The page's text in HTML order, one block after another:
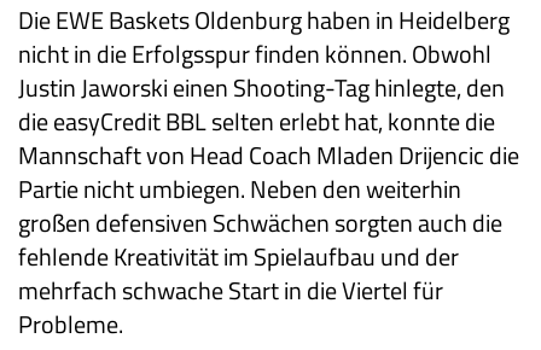
Die EWE Baskets Oldenburg haben in Heidelberg
nicht in die Erfolgsspur finden können. Obwohl
Justin Jaworski einen Shooting-Tag hinlegte, den
die easyCredit BBL selten erlebt hat, konnte die
Mannschaft von Head Coach Mladen Drijencic die
Partie nicht umbiegen. Neben den weiterhin
großen defensiven Schwächen sorgten auch die
fehlende Kreativität im Spielaufbau und der
mehrfach schwache Start in die Viertel für
Probleme.